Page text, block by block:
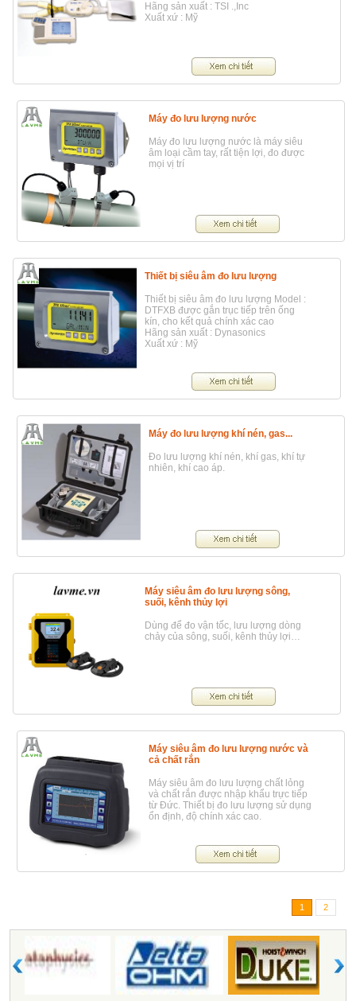
Hãng sản xuất : TSI .,Inc
Xuất xứ : Mỹ
Máy đo lưu lượng nước
Máy đo lưu lượng nước là máy siêu
âm loại cầm tay, rất tiện lợi, đo được
mọi vị trí
Thiết bị siêu âm đo lưu lượng
Thiết bị siêu âm đo lưu lượng Model :
DTFXB được gắn trục tiếp trên ống
kín, cho kết quả chính xác cao
Hãng sản xuất : Dynasonics
Xuất xứ : Mỹ
Máy đo lưu lượng khí nén, gas...
Đo lưu lượng khí nén, khí gas, khí tự
nhiên, khí cao áp.
Máy siêu âm đo lưu lượng sông,
suối, kênh thủy lợi
Dùng để đo vận tốc, lưu lượng dòng
chảy của sông, suối, kênh thủy lợi…
Máy siêu âm đo lưu lượng nước và
cả chất rắn
Máy siêu âm đo lưu lượng chất lỏng
và chất rắn được nhập khẩu trực tiếp
từ Đức. Thiết bị đo lưu lượng sử dụng
ổn định, độ chính xác cao.
1 2